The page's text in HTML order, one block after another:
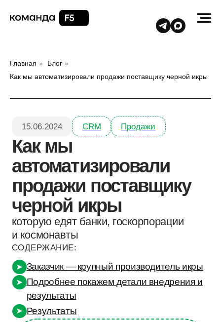
Главная » Блог »
Как мы автоматизировали продажи поставщику черной икры
Как мы
автоматизировали
продажи поставщику
черной икры
которую едят банки, госкорпорации
и космонавты
СОДЕРЖАНИЕ:
➤ Заказчик — крупный производитель икры
➤
Подробнее покажем детали внедрения и
результаты
➤ Результаты